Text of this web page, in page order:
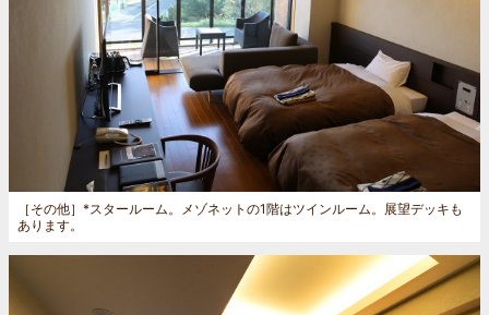
［その他］ *スタールーム。メゾネットの1階はツインルーム。展望デッキも
あります。